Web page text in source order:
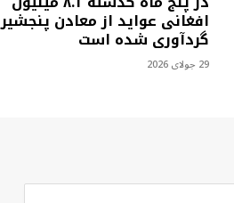
افغانی عواید از معادن پنجشیر
گردآوری شده است
29 جولای 2026